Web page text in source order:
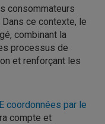
consommateurs
ce contexte, le
combinant la
processus de
et renforçant les
coordonnées par le
compte et